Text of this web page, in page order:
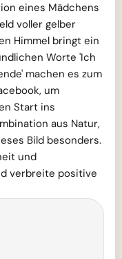
eines Mädchens
voller gelber
Himmel bringt ein
Worte 'Ich
machen es zum
um
Start ins
aus Natur,
Bild besonders.
und
verbreite positive